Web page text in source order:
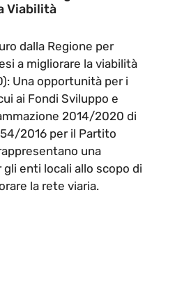
Viabilità
dalla Regione per
a migliorare la viabilità
Una opportunità per i
ai Fondi Sviluppo e
2014/2020 di
2016 per il Partito
una
enti locali allo scopo di
la rete viaria.